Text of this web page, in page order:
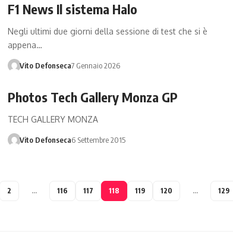
F1 News Il sistema Halo
Negli ultimi due giorni della sessione di test che si è
appena…
Vito Defonseca7 Gennaio 2026
Photos Tech Gallery Monza GP
TECH GALLERY MONZA
Vito Defonseca6 Settembre 2015
2 … 116 117 118 119 120 … 129